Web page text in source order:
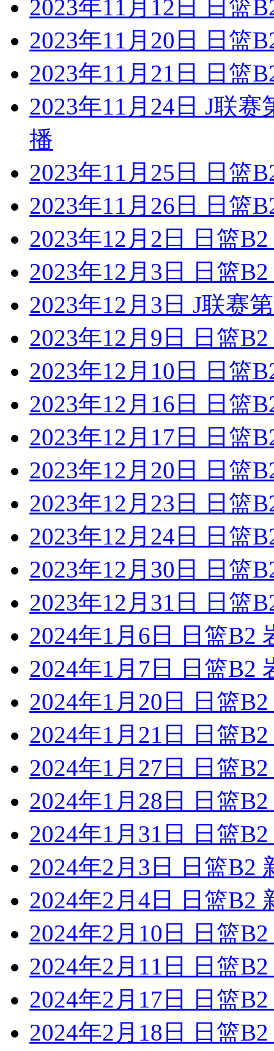
2023年11月12日 日篮
2023年11月20日 日篮
2023年11月21日 日篮
2023年11月24日 J联
播
2023年11月25日 日篮
2023年11月26日 日篮
2023年12月2日 日篮
2023年12月3日 日篮
2023年12月3日 J联赛
2023年12月9日 日篮
2023年12月10日 日篮
2023年12月16日 日篮
2023年12月17日 日篮
2023年12月20日 日篮
2023年12月23日 日篮
2023年12月24日 日篮
2023年12月30日 日篮
2023年12月31日 日篮
2024年1月6日 日篮B2
2024年1月7日 日篮B2
2024年1月20日 日篮
2024年1月21日 日篮
2024年1月27日 日篮
2024年1月28日 日篮
2024年1月31日 日篮
2024年2月3日 日篮B2
2024年2月4日 日篮B2
2024年2月10日 日篮
2024年2月11日 日篮
2024年2月17日 日篮
2024年2月18日 日篮